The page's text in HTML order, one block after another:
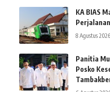
KA BIAS
8 Agustus 2026
Panitia
Posko